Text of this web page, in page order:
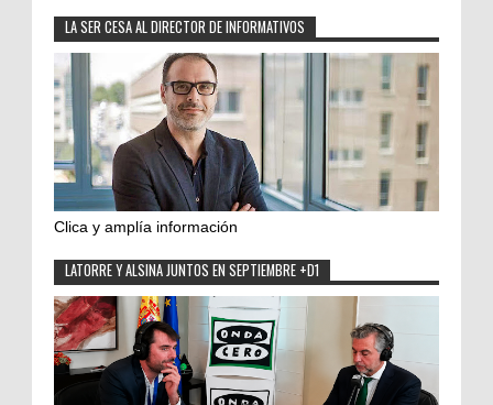
LA SER CESA AL DIRECTOR DE INFORMATIVOS
Clica y amplía información
LATORRE Y ALSINA JUNTOS EN SEPTIEMBRE +D1